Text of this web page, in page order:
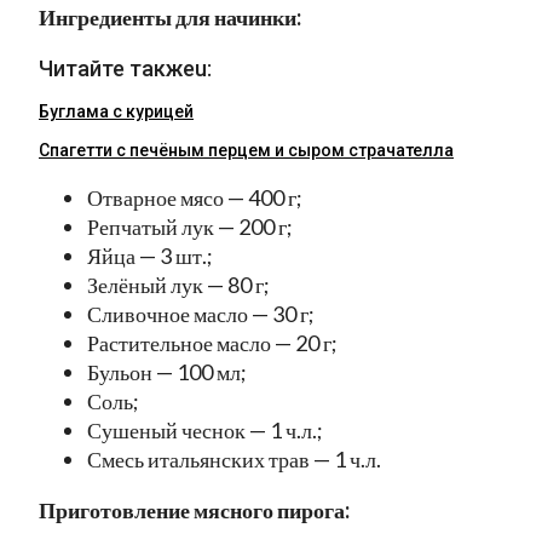
Ингредиенты для начинки:
Читайте такжеu:
Буглама с курицей
Спагетти с печёным перцем и сыром страчателла
Отварное мясо — 400 г;
Репчатый лук — 200 г;
Яйца — 3 шт.;
Зелёный лук — 80 г;
Сливочное масло — 30 г;
Растительное масло — 20 г;
Бульон — 100 мл;
Соль;
Сушеный чеснок — 1 ч.л.;
Смесь итальянских трав — 1 ч.л.
Приготовление мясного пирога: